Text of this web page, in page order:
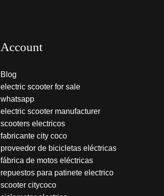
Account
Blog
electric scooter for sale
whatsapp
electric scooter manufacturer
scooters electricos
fabricante city coco
proveedor de bicicletas eléctricas
fábrica de motos eléctricas
repuestos para patinete electrico
scooter citycoco